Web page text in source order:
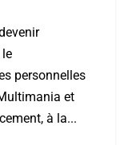
personnelles
et
à la...